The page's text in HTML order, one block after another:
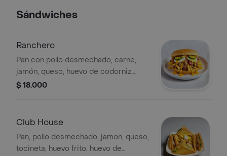
Sándwiches
Ranchero
Pan con pollo desmechado, carne,
jamón, queso, huevo de codorniz,
chorizos, papas a la francesa y
$ 18.000
Club House
Pan, pollo desmechado, jamon, queso,
tocineta, huevo frito, huevo de